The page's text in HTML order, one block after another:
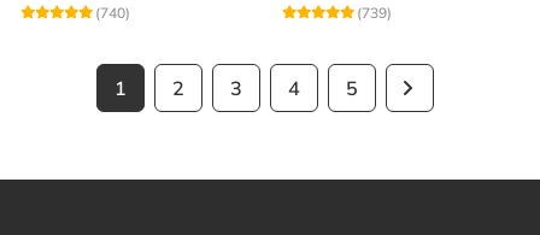
(740)
(739)
1 2 3 4 5